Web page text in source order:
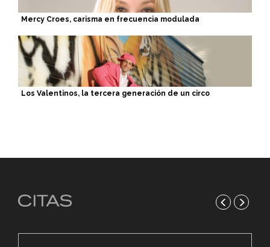
Mercy Croes, carisma en frecuencia modulada
Los Valentinos, la tercera generación de un circo